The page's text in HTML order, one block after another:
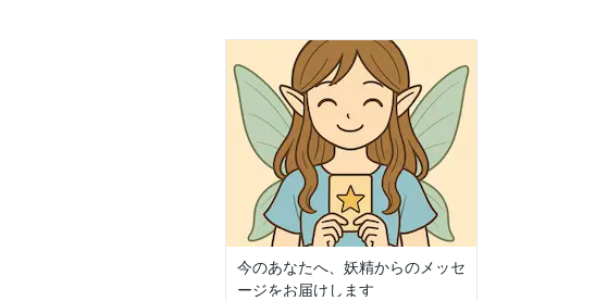
今のあなたへ、妖精からのメッセ
ージをお届けします